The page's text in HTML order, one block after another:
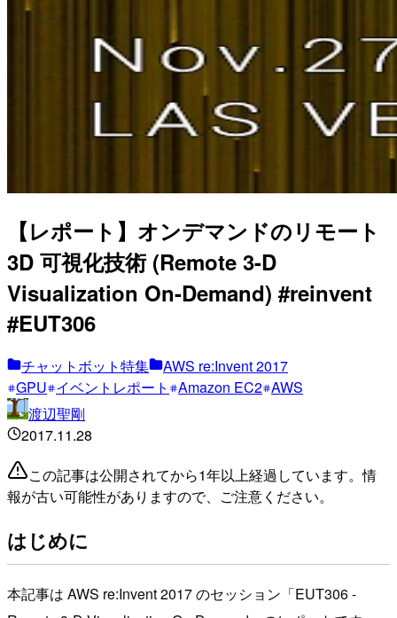
【レポート】オンデマンドのリモート
3D 可視化技術 (Remote 3-D
Visualization On-Demand) #reinvent
#EUT306
チャットボット特集
AWS re:Invent 2017
GPU イベントレポート Amazon EC2 AWS
渡辺聖剛
2017.11.28
この記事は公開されてから1年以上経過しています。情
報が古い可能性がありますので、ご注意ください。
はじめに
本記事は AWS re:Invent 2017 のセッション「EUT306 -